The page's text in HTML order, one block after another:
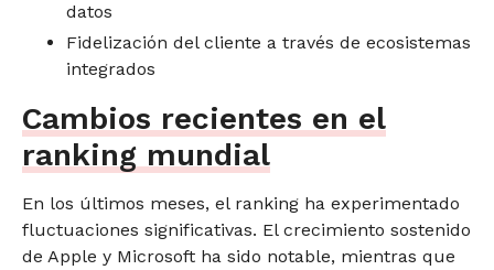
datos
Fidelización del cliente a través de ecosistemas
integrados
Cambios recientes en el
ranking mundial
En los últimos meses, el ranking ha experimentado
fluctuaciones significativas. El crecimiento sostenido
de Apple y Microsoft ha sido notable, mientras que